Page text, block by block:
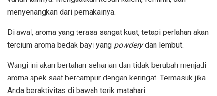
menyenangkan dari pemakainya.
Di awal, aroma yang terasa sangat kuat, tetapi perlahan akan
tercium aroma bedak bayi yang powderydan lembut.
Wangi ini akan bertahan seharian dan tidak berubah menjadi
aroma apek saat bercampur dengan keringat. Termasuk jika
Anda beraktivitas di bawah terik matahari.